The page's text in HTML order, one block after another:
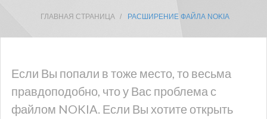
ГЛАВНАЯ СТРАНИЦА РАСШИРЕНИЕ ФАЙЛА NOKIA
Если Вы попали в тоже место, то весьма
правдоподобно, что у Вас проблема с
файлом NOKIA. Если Вы хотите открыть